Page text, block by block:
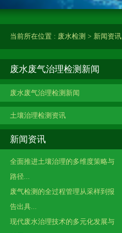
当前所在位置 : 废水检测 > 新闻资讯
废水废气治理检测新闻
废水废气治理检测新闻
土壤治理检测资讯
新闻资讯
全面推进土壤治理的多维度策略与
路径...
废气检测的全过程管理从采样到报
告出具...
现代废水治理技术的多元化发展与